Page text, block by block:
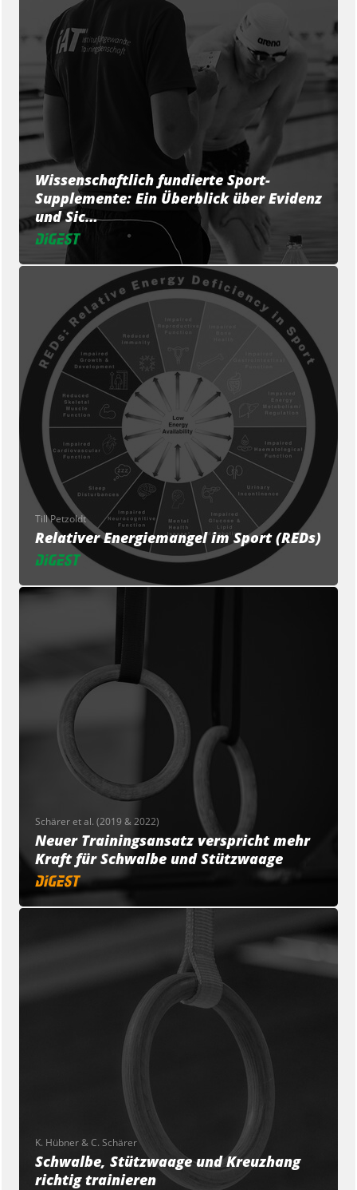
Wissenschaftlich fundierte Sport-
Supplemente: Ein Überblick über Evidenz
und Sic…
Till Petzoldt
Relativer Energiemangel im Sport (REDs)
Schärer et al. (2019 & 2022)
Neuer Trainingsansatz verspricht mehr
Kraft für Schwalbe und Stützwaage
K. Hübner & C. Schärer
Schwalbe, Stützwaage und Kreuzhang
richtig trainieren